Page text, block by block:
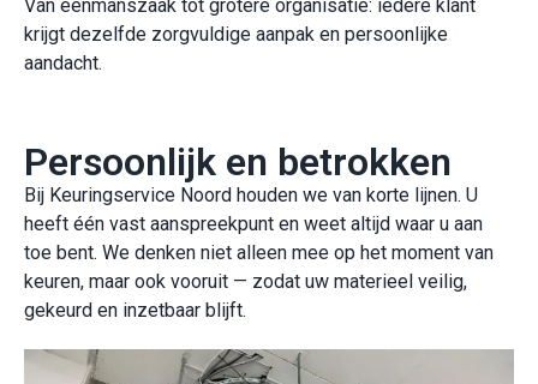
Van eenmanszaak tot grotere organisatie: iedere klant
krijgt dezelfde zorgvuldige aanpak en persoonlijke
aandacht.
Persoonlijk en betrokken
Bij Keuringservice Noord houden we van korte lijnen. U
heeft één vast aanspreekpunt en weet altijd waar u aan
toe bent. We denken niet alleen mee op het moment van
keuren, maar ook vooruit — zodat uw materieel veilig,
gekeurd en inzetbaar blijft.